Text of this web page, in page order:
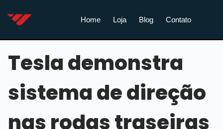
Home Loja Blog Contato
Tesla demonstra
sistema de direção
nas rodas traseiras